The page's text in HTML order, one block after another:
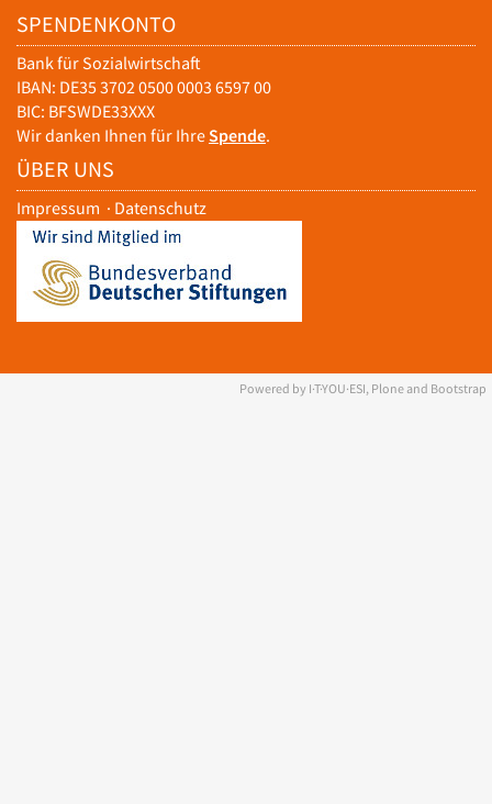
SPENDENKONTO
Bank für Sozialwirtschaft
IBAN: DE35 3702 0500 0003 6597 00
BIC: BFSWDE33XXX
Wir danken Ihnen für IhreSpende.
ÜBER UNS
Impressum · Datenschutz
Powered by I·T·YOU·ESI, Plone and Bootstrap